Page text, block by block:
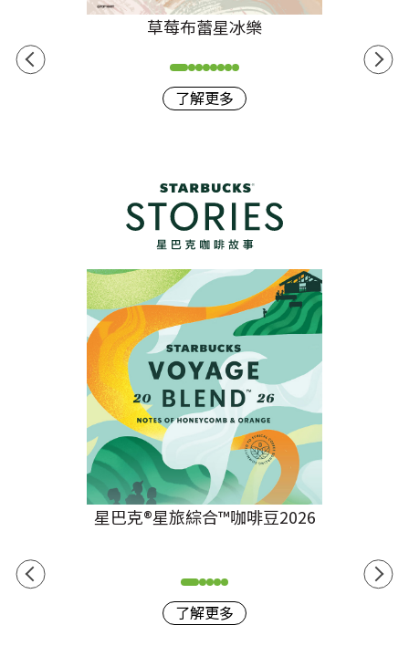
草莓布蕾星冰樂
了解更多
星巴克®星旅綜合™咖啡豆2026
了解更多